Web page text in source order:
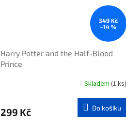
349 Kč
–14 %
Harry Potter and the Half-Blood
Prince
Skladem (1 ks)
299 Kč Do košíku